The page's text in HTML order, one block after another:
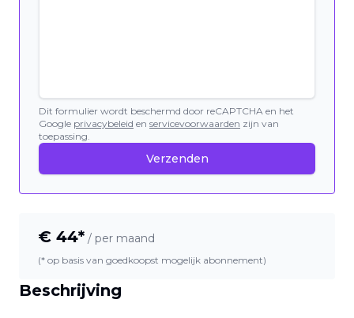
Beschrijving
Dit formulier wordt beschermd door reCAPTCHA en het
Google privacybeleid en servicevoorwaarden zijn van
toepassing.
Verzenden
€ 44* / per maand
(* op basis van goedkoopst mogelijk abonnement)